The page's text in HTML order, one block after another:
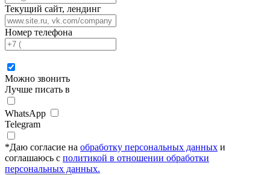
Текущий сайт, лендинг
Номер телефона
Можно звонить
Лучше писать в
WhatsApp
Telegram
*Даю согласие на обработку персональных данных и
соглашаюсь с политикой в отношении обработки
персональных данных.